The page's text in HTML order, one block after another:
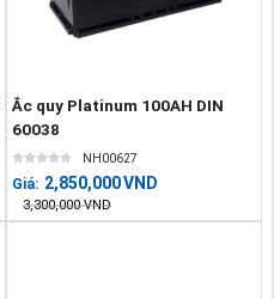
Ắc quy Platinum 100AH DIN
60038
NH00627
Giá: 2,850,000VND
3,300,000 VND